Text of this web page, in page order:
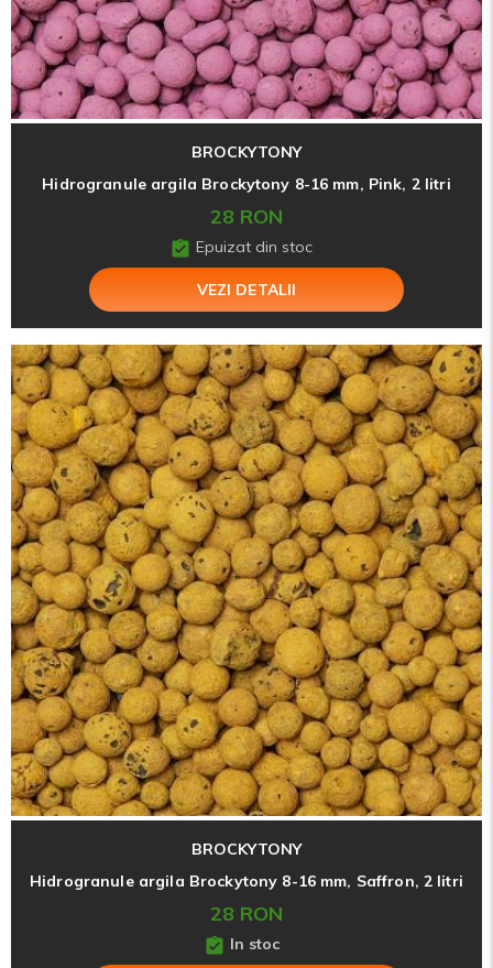
BROCKYTONY
Hidrogranule argila Brockytony 8-16 mm, Pink, 2 litri
28 RON
Epuizat din stoc
VEZI DETALII
BROCKYTONY
Hidrogranule argila Brockytony 8-16 mm, Saffron, 2 litri
28 RON
In stoc